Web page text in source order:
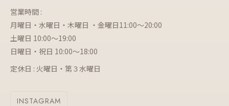
営業時間 :
月曜日・水曜日・木曜日 ・金曜日11:00～20:00
土曜日 10:00～19:00
日曜日・祝日 10:00～18:00
定休日 : 火曜日・第３水曜日
INSTAGRAM